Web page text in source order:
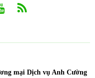
mại Dịch vụ Anh Cường